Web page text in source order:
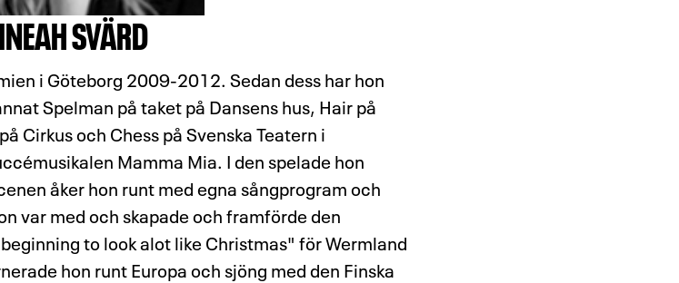
SVÄRD
i Göteborg 2009-2012. Sedan dess har hon
Spelman på taket på Dansens hus, Hair på
Cirkus och Chess på Svenska Teatern i
Mamma Mia. I den spelade hon
åker hon runt med egna sångprogram och
var med och skapade och framförde den
to look alot like Christmas" för Wermland
hon runt Europa och sjöng med den Finska